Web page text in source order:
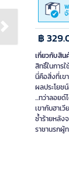
Next slide฿
เกี่ยวกับสิน
สิทธิ์ในการ
นี่คือสิ่งที่เ
ผลประโยช
...ทว่าลอยด์
เขากับฮาเ
ซ้ำร้ายหลัง
ราชานรกผู้